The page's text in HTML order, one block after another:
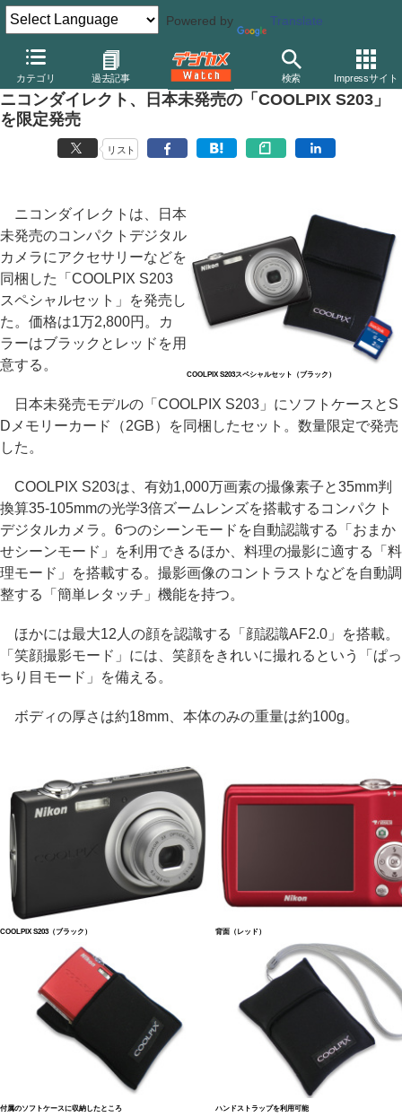
Powered by Translate
カテゴリ 過去記事 検索 Impressサイト
デジカメ Watch カメラ レンズ一体型（コンパクト）カメラ ニ
ニコンダイレクト、日本未発売の「COOLPIX S203」
を限定発売
リスト
COOLPIX S203スペシャルセット（ブラック）
ニコンダイレクトは、日本
未発売のコンパクトデジタル
カメラにアクセサリーなどを
同梱した「COOLPIX S203
スペシャルセット」を発売し
た。価格は1万2,800円。カ
ラーはブラックとレッドを用
意する。
日本未発売モデルの「COOLPIX S203」にソフトケースとS
Dメモリーカード（2GB）を同梱したセット。数量限定で発売
した。
COOLPIX S203は、有効1,000万画素の撮像素子と35mm判
換算35-105mmの光学3倍ズームレンズを搭載するコンパクト
デジタルカメラ。6つのシーンモードを自動認識する「おまか
せシーンモード」を利用できるほか、料理の撮影に適する「料
理モード」を搭載する。撮影画像のコントラストなどを自動調
整する「簡単レタッチ」機能を持つ。
ほかには最大12人の顔を認識する「顔認識AF2.0」を搭載。
「笑顔撮影モード」には、笑顔をきれいに撮れるという「ぱっ
ちり目モード」を備える。
ボディの厚さは約18mm、本体のみの重量は約100g。
COOLPIX S203（ブラック） 背面（レッド）
付属のソフトケースに収納したところ ハンドストラップを利用可能